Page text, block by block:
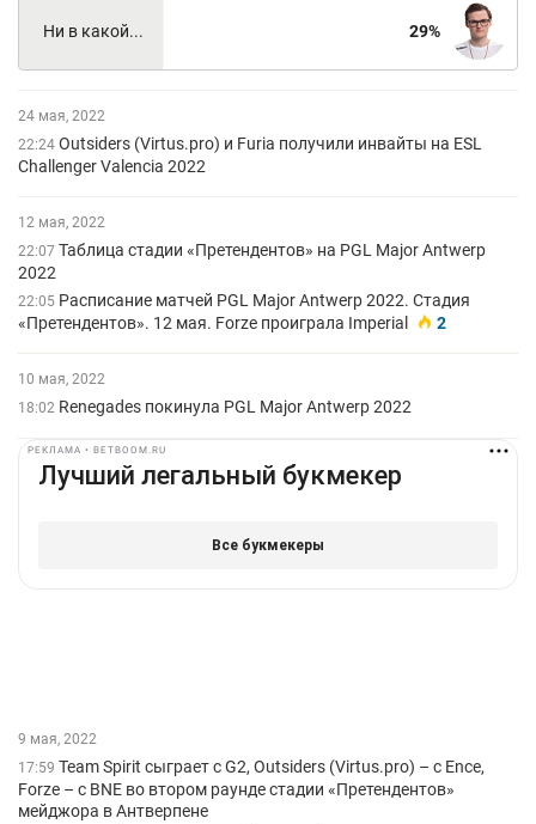
Ни в какой... 29
24 мая, 2022
22:24 Outsiders (Virtus.pro) и Furia получили инвайты на ESL
Challenger Valencia 2022
12 мая, 2022
22:07 Таблица стадии «Претендентов» на PGL Major Antwerp
2022
22:05 Расписание матчей PGL Major Antwerp 2022. Стадия
«Претендентов». 12 мая. Forze проиграла Imperial
2
10 мая, 2022
18:02 Renegades покинула PGL Major Antwerp 2022
РЕКЛАМА • BETBOOM.RU
9 мая, 2022
17:59 Team Spirit сыграет с G2, Outsiders (Virtus.pro) – с Ence,
Forze – с BNE во втором раунде стадии «Претендентов»
мейджора в Антверпене